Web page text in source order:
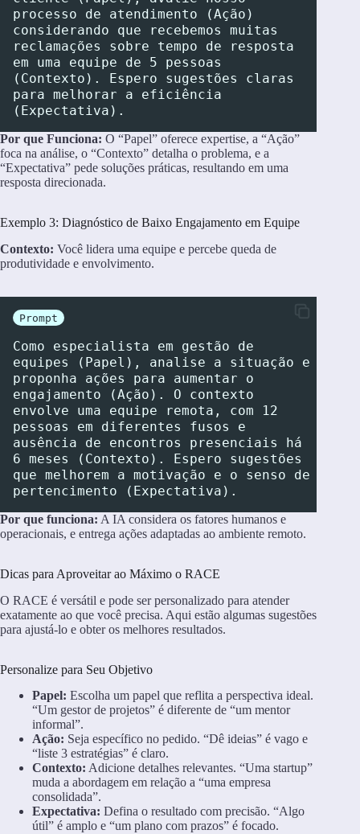
processo de atendimento (Ação)
considerando que recebemos muitas
reclamações sobre tempo de resposta
em uma equipe de 5 pessoas
(Contexto). Espero sugestões claras
para melhorar a eficiência
(Expectativa).
Por que Funciona: O “Papel” oferece expertise, a “Ação”
foca na análise, o “Contexto” detalha o problema, e a
“Expectativa” pede soluções práticas, resultando em uma
resposta direcionada.
Exemplo 3: Diagnóstico de Baixo Engajamento em Equipe
Contexto: Você lidera uma equipe e percebe queda de
produtividade e envolvimento.
Prompt
Como especialista em gestão de
equipes (Papel), analise a situação e
proponha ações para aumentar o
engajamento (Ação). O contexto
envolve uma equipe remota, com 12
pessoas em diferentes fusos e
ausência de encontros presenciais há
6 meses (Contexto). Espero sugestões
que melhorem a motivação e o senso de
pertencimento (Expectativa).
Por que funciona: A IA considera os fatores humanos e
operacionais, e entrega ações adaptadas ao ambiente remoto.
Dicas para Aproveitar ao Máximo o RACE
O RACE é versátil e pode ser personalizado para atender
exatamente ao que você precisa. Aqui estão algumas sugestões
para ajustá-lo e obter os melhores resultados.
Personalize para Seu Objetivo
Papel: Escolha um papel que reflita a perspectiva ideal.
“Um gestor de projetos” é diferente de “um mentor
informal”.
Ação: Seja específico no pedido. “Dê ideias” é vago e
“liste 3 estratégias” é claro.
Contexto: Adicione detalhes relevantes. “Uma startup”
muda a abordagem em relação a “uma empresa
consolidada”.
Expectativa: Defina o resultado com precisão. “Algo
útil” é amplo e “um plano com prazos” é focado.